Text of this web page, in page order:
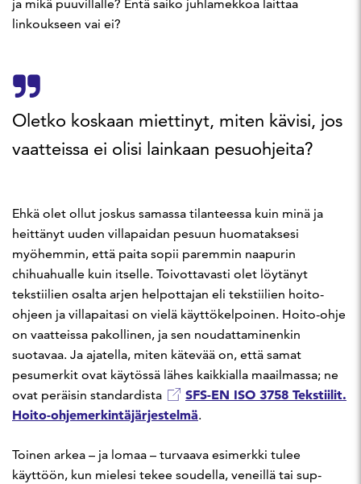
ja mikä puuvillalle? Entä saiko juhlamekkoa laittaa
linkoukseen vai ei?
Oletko koskaan miettinyt, miten kävisi, jos
vaatteissa ei olisi lainkaan pesuohjeita?
Ehkä olet ollut joskus samassa tilanteessa kuin minä ja
heittänyt uuden villapaidan pesuun huomataksesi
myöhemmin, että paita sopii paremmin naapurin
chihuahualle kuin itselle. Toivottavasti olet löytänyt
tekstiilien osalta arjen helpottajan eli tekstiilien hoito-
ohjeen ja villapaitasi on vielä käyttökelpoinen. Hoito-ohje
on vaatteissa pakollinen, ja sen noudattaminenkin
suotavaa. Ja ajatella, miten kätevää on, että samat
pesumerkit ovat käytössä lähes kaikkialla maailmassa; ne
ovat peräisin standardista
SFS-EN ISO 3758 Tekstiilit.
Hoito-ohjemerkintäjärjestelmä.
Toinen arkea – ja lomaa – turvaava esimerkki tulee
käyttöön, kun mielesi tekee soudella, veneillä tai sup-